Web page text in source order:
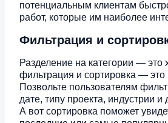
потенциальным клиентам
работ, которые им наиболее
Фильтрация и
Разделение на категории — это
фильтрация и сортировка — это
Позвольте пользователям
дате, типу проекта, индустрии и
А вот сортировка поможет